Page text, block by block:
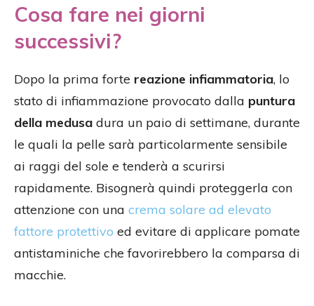
Cosa fare nei giorni
successivi?
Dopo la prima forte reazione infiammatoria, lo
stato di infiammazione provocato dalla puntura
della medusa dura un paio di settimane, durante
le quali la pelle sarà particolarmente sensibile
ai raggi del sole e tenderà a scurirsi
rapidamente. Bisognerà quindi proteggerla con
attenzione con una crema solare ad elevato
fattore protettivo ed evitare di applicare pomate
antistaminiche che favorirebbero la comparsa di
macchie.